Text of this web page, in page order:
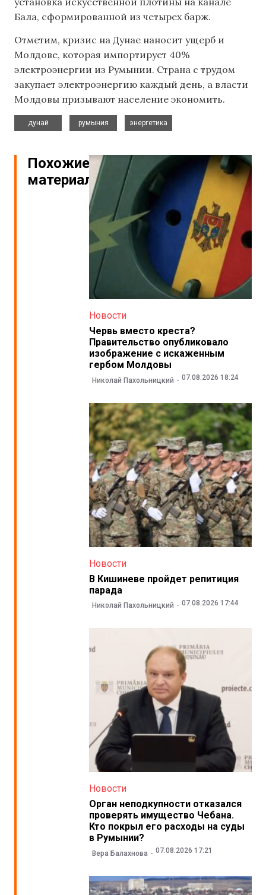
Бала, сформированной из четырех барж.
Отметим, кризис на Дунае наносит ущерб и
Молдове, которая импортирует 40%
электроэнергии из Румынии. Страна с трудом
закупает электроэнергию каждый день, а власти
Молдовы призывают население экономить.
дунай
румыния
энергетика
Похожие
материалы
Новости
Червь вместо креста?
Правительство опубликовало
изображение с искаженным
гербом Молдовы
Николай Пахольницкий 07.08.2026 18:24
Новости
В Кишиневе пройдет репитиция
парада
Николай Пахольницкий 07.08.2026 17:44
Новости
Орган неподкупности отказался
проверять имущество Чебана.
Кто покрыл его расходы на суды
в Румынии?
Вера Балахнова 07.08.2026 17:21